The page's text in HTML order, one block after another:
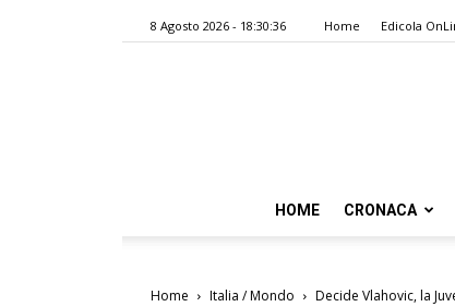
8 Agosto 2026 - 18:30:36 Home Edicola
HOME CRONACA
Home Italia / Mondo Decide Vlahovic, la